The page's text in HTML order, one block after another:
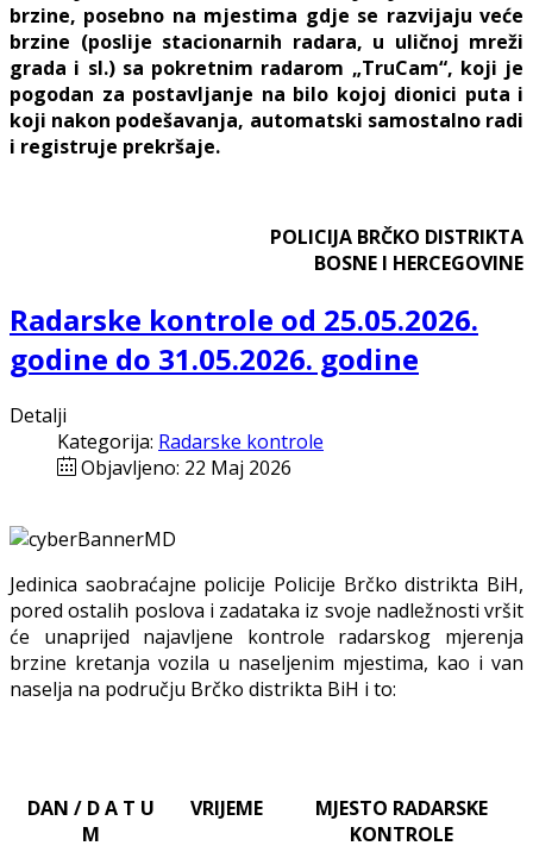
brzine, posebno na mjestima gdje se razvijaju veće
brzine (poslije stacionarnih radara, u uličnoj mreži
grada i sl.) sa pokretnim radarom „TruCam“, koji je
pogodan za postavljanje na bilo kojoj dionici puta i
koji nakon podešavanja, automatski samostalno radi
i registruje prekršaje.
POLICIJA BRČKO DISTRIKTA
BOSNE I HERCEGOVINE
Radarske kontrole od 25.05.2026.
godine do 31.05.2026. godine
Detalji
Kategorija: Radarske kontrole
Objavljeno: 22 Maj 2026
Jedinica saobraćajne policije Policije Brčko distrikta BiH,
pored ostalih poslova i zadataka iz svoje nadležnosti vršit
će
unaprijed najavljene kontrole radarskog mjerenja
brzine kretanja vozila u naseljenim mjestima, kao i van
naselja na području Brčko distrikta BiH i to:
DAN / D A T U
M
VRIJEME
MJESTO RADARSKE
KONTROLE